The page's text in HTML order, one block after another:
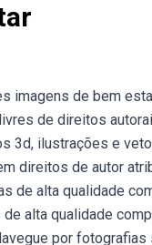
imagens de bem
de direitos
3d, ilustrações e
direitos de autor
de alta qualidade
alta qualidade
por